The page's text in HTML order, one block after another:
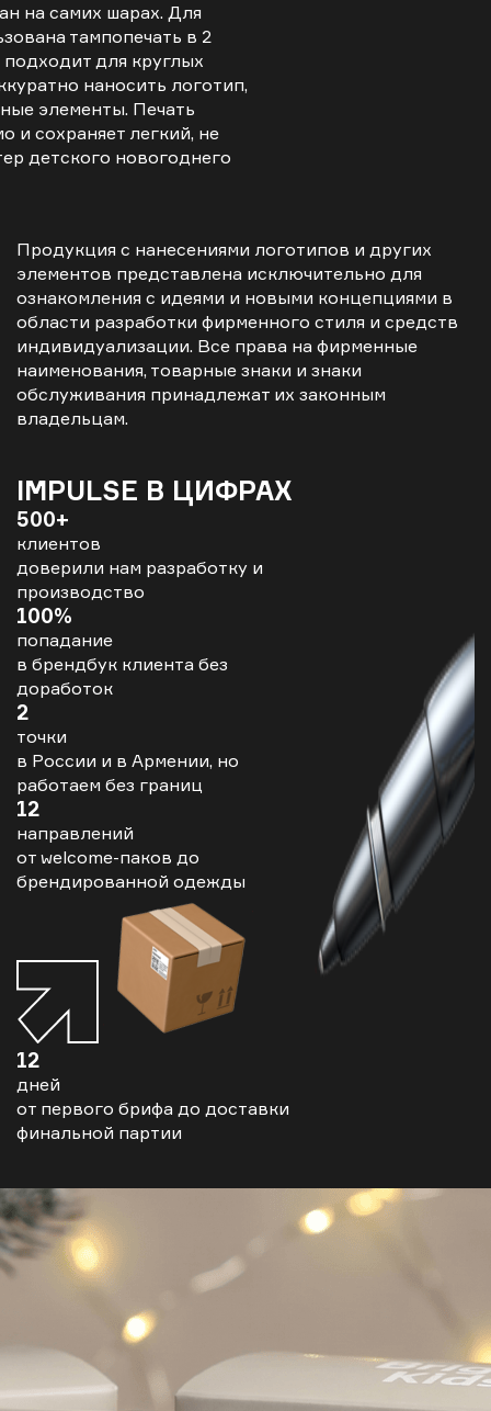
на самих шарах. Для
тампопечать в 2
для круглых
наносить логотип,
элементы. Печать
и сохраняет легкий, не
детского новогоднего
Продукция с нанесениями логотипов и других
элементов представлена исключительно для
ознакомления с идеями и новыми концепциями в
области разработки фирменного стиля и средств
индивидуализации. Все права на фирменные
наименования, товарные знаки и знаки
обслуживания принадлежат их законным
владельцам.
IMPULSE В ЦИФРАХ
500+
клиентов
доверили нам разработку и
производство
100%
попадание
в брендбук клиента без
доработок
2
точки
в России и в Армении, но
работаем без границ
12
направлений
от welcome-паков до
брендированной одежды
12
дней
от первого брифа до доставки
финальной партии